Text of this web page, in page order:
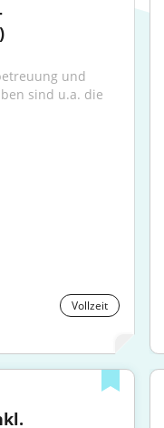
sind u.a. die
Vollzeit